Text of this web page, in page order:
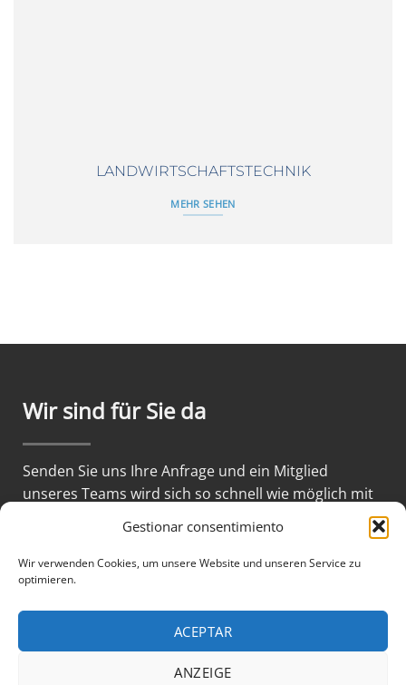
Gestionar consentimiento
Wir verwenden Cookies, um unsere Website und unseren Service zu
optimieren.
ACEPTAR
ANZEIGE
LANDWIRTSCHAFTSTECHNIK
MEHR SEHEN
Wir sind für Sie da
Senden Sie uns Ihre Anfrage und ein Mitglied
unseres Teams wird sich so schnell wie möglich mit
KONTAKTIEREN SIE UNS